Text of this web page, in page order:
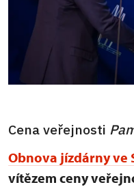
Cena veřejnosti
Obnova jízdárny ve
vítězem ceny